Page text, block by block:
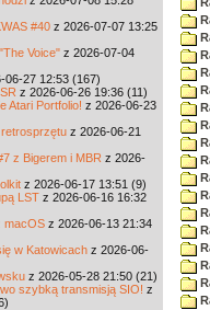
#40 z 2026-07-07 13:25
Voice" z 2026-07-04
06-27 12:53 (167)
z 2026-06-26 19:36 (11)
Atari Portfolio! z 2026-06-23
z 2026-06-21
z Bigerem i MBR z 2026-
z 2026-06-17 13:51 (9)
LST z 2026-06-16 16:32
macOS z 2026-06-13 21:34
w Katowicach z 2026-06-
z 2026-05-28 21:50 (21)
szybką transmisją SIO! z